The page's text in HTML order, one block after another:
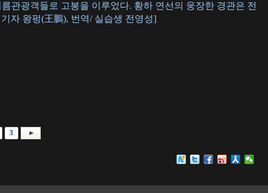
관광객들로 고봉을 이루었다. 황하 연선의 웅장한 경관은 전
자 왕펑(王鵬), 번역/ 실습생 전영성]
3